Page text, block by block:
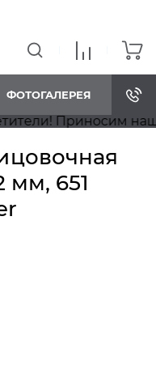
ФОТОГАЛЕРЕЯ
Приносим наши
мм, 651